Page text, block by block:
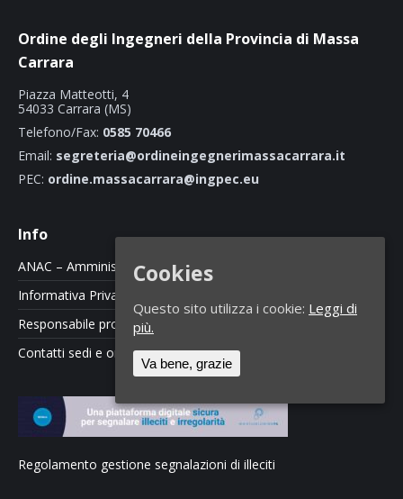
Ordine degli Ingegneri della Provincia di Massa
Carrara
Piazza Matteotti, 4
54033 Carrara (MS)
Telefono/Fax: 0585 70466
Email: segreteria@ordineingegnerimassacarrara.it
PEC: ordine.massacarrara@ingpec.eu
Info
ANAC – Amministrazione Trasparente
Informativa Privacy e Cookie Policy
Responsabile protezione dati
Contatti sedi e orari
Regolamento gestione segnalazioni di illeciti
Cookies
Questo sito utilizza i cookie: Leggi di
più.
Va bene, grazie